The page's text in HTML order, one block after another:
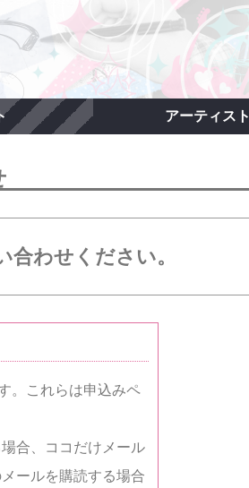
アーティスト
わせください。
。これらは申込みペ
合、ココだけメール
ールを購読する場合